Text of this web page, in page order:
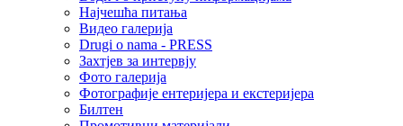
Најчешћа питања
Видео галерија
Drugi o nama - PRESS
Захтјев за интервју
Фото галерија
Фотографије ентеријера и екстеријера
Билтен